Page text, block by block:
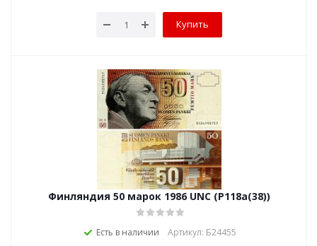
Купить
Финляндия 50 марок 1986 UNC (P118a(38))
Есть в наличии Артикул: Б24455